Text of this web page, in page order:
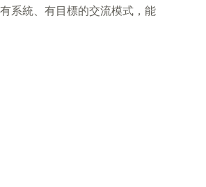
系統、有目標的交流模式，能